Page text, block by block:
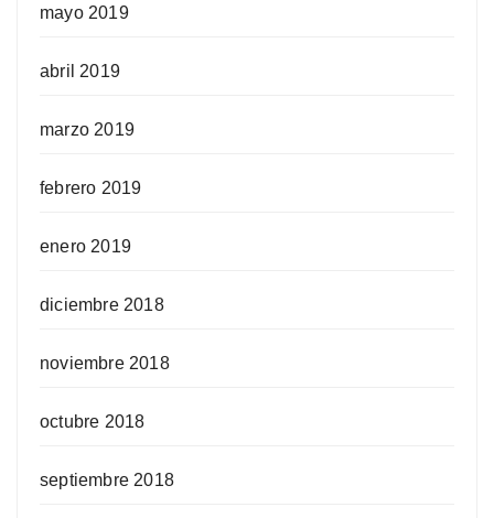
mayo 2019
abril 2019
marzo 2019
febrero 2019
enero 2019
diciembre 2018
noviembre 2018
octubre 2018
septiembre 2018